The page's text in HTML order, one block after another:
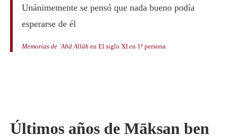
Unánimemente se pensó que nada bueno podía
esperarse de él
Memorias de ʿAbd Allāh en El siglo XI en 1ª persona
Últimos años de Māksan ben